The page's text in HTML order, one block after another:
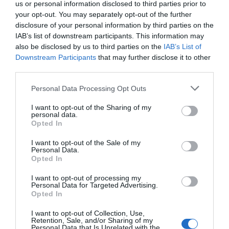
us or personal information disclosed to third parties prior to
your opt-out. You may separately opt-out of the further
disclosure of your personal information by third parties on the
IAB’s list of downstream participants. This information may
also be disclosed by us to third parties on the IAB’s List of
Downstream Participants that may further disclose it to other
Personal Data Processing Opt Outs
I want to opt-out of the Sharing of my
personal data.
Opted In
I want to opt-out of the Sale of my
Personal Data.
Opted In
I want to opt-out of processing my
Personal Data for Targeted Advertising.
Opted In
I want to opt-out of Collection, Use,
Retention, Sale, and/or Sharing of my
Agosto 2012
Famiglia con figli piccoli
/10
Personnel très accueillant qui parle très bien le français.
Cadre très agréable.
Repas copieux.
Excellent rapport qualité/prix.
Hotel à recommander.
Ritornerebbe in questo hotel?
Agosto 2012
Famiglia con figli grandi
OTTIMO
Merveilleuses vues sur les îles Borromées. Patronne très sympa. La
chambre à l'arrière bruyante du fait qu'elle donne sur la cascade du
Ritornerebbe in questo hotel?